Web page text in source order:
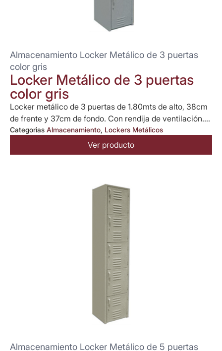
Almacenamiento Locker Metálico de 3 puertas
color gris
Locker Metálico de 3 puertas
color gris
Locker metálico de 3 puertas de 1.80mts de alto, 38cm
de frente y 37cm de fondo. Con rendija de ventilación....
Categorias Almacenamiento, Lockers Metálicos
Ver producto
Almacenamiento Locker Metálico de 5 puertas